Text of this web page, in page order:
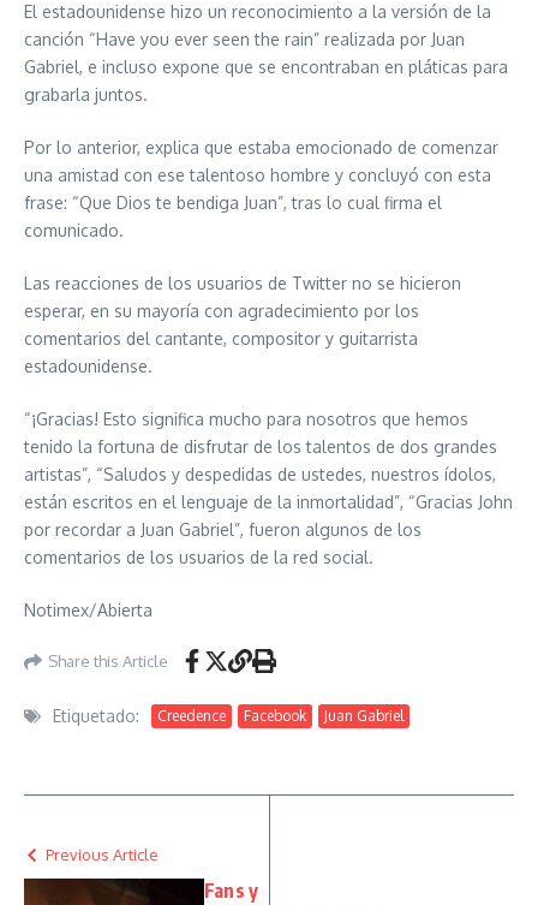
El estadounidense hizo un reconocimiento a la versión de la
canción “Have you ever seen the rain” realizada por Juan
Gabriel, e incluso expone que se encontraban en pláticas para
grabarla juntos.
Por lo anterior, explica que estaba emocionado de comenzar
una amistad con ese talentoso hombre y concluyó con esta
frase: “Que Dios te bendiga Juan”, tras lo cual firma el
comunicado.
Las reacciones de los usuarios de Twitter no se hicieron
esperar, en su mayoría con agradecimiento por los
comentarios del cantante, compositor y guitarrista
estadounidense.
“¡Gracias! Esto significa mucho para nosotros que hemos
tenido la fortuna de disfrutar de los talentos de dos grandes
artistas”, “Saludos y despedidas de ustedes, nuestros ídolos,
están escritos en el lenguaje de la inmortalidad”, “Gracias John
por recordar a Juan Gabriel”, fueron algunos de los
comentarios de los usuarios de la red social.
Notimex/Abierta
Share this Article
Etiquetado: Creedence Facebook Juan Gabriel
Previous Article
Fans y